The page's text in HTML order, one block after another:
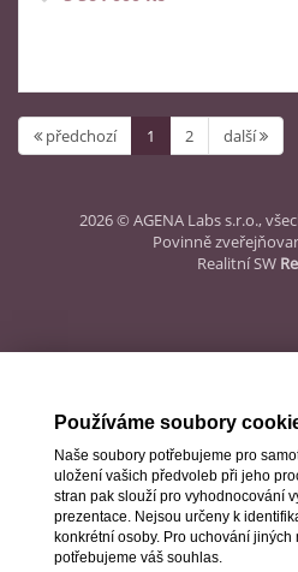
předchozí 1 2 další
2026 © AGENA Labs s.r.o.,
Povinně
Realitní SW
Používáme soubory
Naše soubory potřebujeme pro
uložení vašich předvoleb při jeho
stran pak slouží pro vyhodnocování
prezentace. Nejsou určeny k
konkrétní osoby. Pro uchování
potřebujeme váš souhlas.